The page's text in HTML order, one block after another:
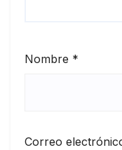
Nombre *
Correo